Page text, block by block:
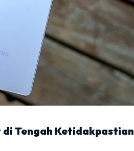
di Tengah Ketidakpastian